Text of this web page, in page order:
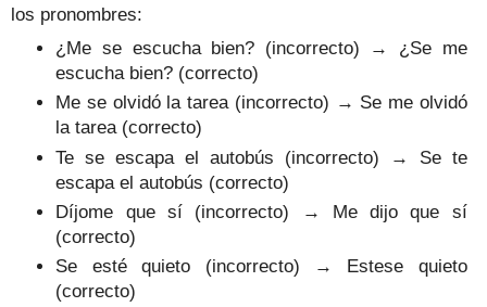
los pronombres:
¿Me se escucha bien? (incorrecto) → ¿Se me
escucha bien? (correcto)
Me se olvidó la tarea (incorrecto) → Se me olvidó
la tarea (correcto)
Te se escapa el autobús (incorrecto) → Se te
escapa el autobús (correcto)
Díjome que sí (incorrecto) → Me dijo que sí
(correcto)
Se esté quieto (incorrecto) → Estese quieto
(correcto)